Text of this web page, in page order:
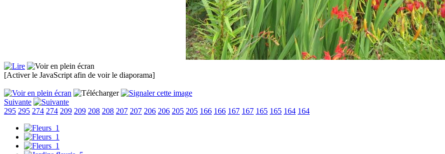
[Activer le JavaScript afin de voir le diaporama]
Suivante
295 295 274 274 209 209 208 208 207 207 206 206 205 205 166 166 167 167 165 165 164 164